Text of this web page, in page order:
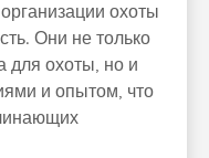
охоты
Они не только
для охоты, но и
и опытом, что